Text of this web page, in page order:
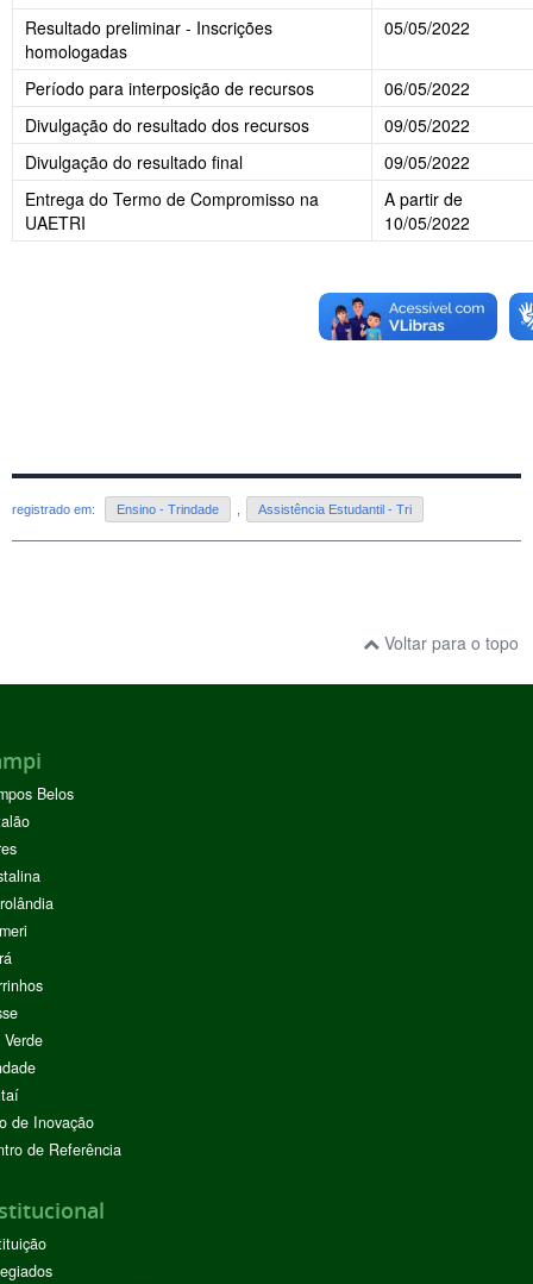
Resultado preliminar - Inscrições
homologadas
05/05/2022
Período para interposição de recursos
06/05/2022
Divulgação do resultado dos recursos
09/05/2022
Divulgação do resultado final
09/05/2022
Entrega do Termo de Compromisso na
UAETRI
A partir de
10/05/2022
registrado em: Ensino - Trindade Assistência Estudantil - Tri
Voltar para o topo
Belos
de Inovação
de Referência